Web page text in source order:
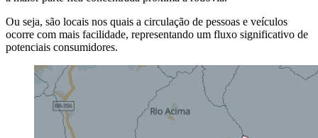
Ou seja, são locais nos quais a circulação de pessoas e veículos
ocorre com mais facilidade, representando um fluxo significativo de
potenciais consumidores.